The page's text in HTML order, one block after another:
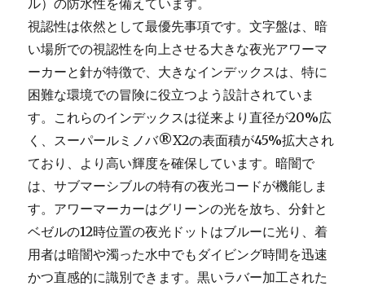
視認性は依然として最優先事項です。文字盤は、暗
い場所での視認性を向上させる大きな夜光アワーマ
ーカーと針が特徴で、大きなインデックスは、特に
困難な環境での冒険に役立つよう設計されていま
す。これらのインデックスは従来より直径が20%広
く、スーパールミノバ®X2の表面積が45%拡大され
ており、より高い輝度を確保しています。暗闇で
は、サブマーシブルの特有の夜光コードが機能しま
す。アワーマーカーはグリーンの光を放ち、分針と
ベゼルの12時位置の夜光ドットはブルーに光り、着
用者は暗闇や濁った水中でもダイビング時間を迅速
かつ直感的に識別できます。黒いラバー加工された